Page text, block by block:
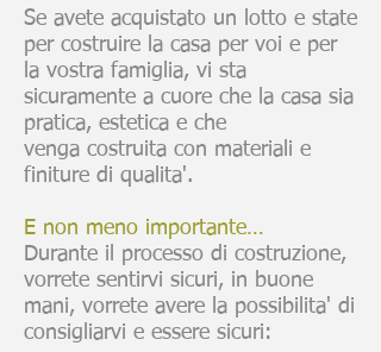
Se avete acquistato un lotto e state
per costruire la casa per voi e per
la vostra famiglia, vi sta
sicuramente a cuore che la casa sia
pratica, estetica e che
venga costruita con materiali e
finiture di qualita'.
E non meno importante…
Durante il processo di costruzione,
vorrete sentirvi sicuri, in buone
mani, vorrete avere la possibilita' di
consigliarvi e essere sicuri: